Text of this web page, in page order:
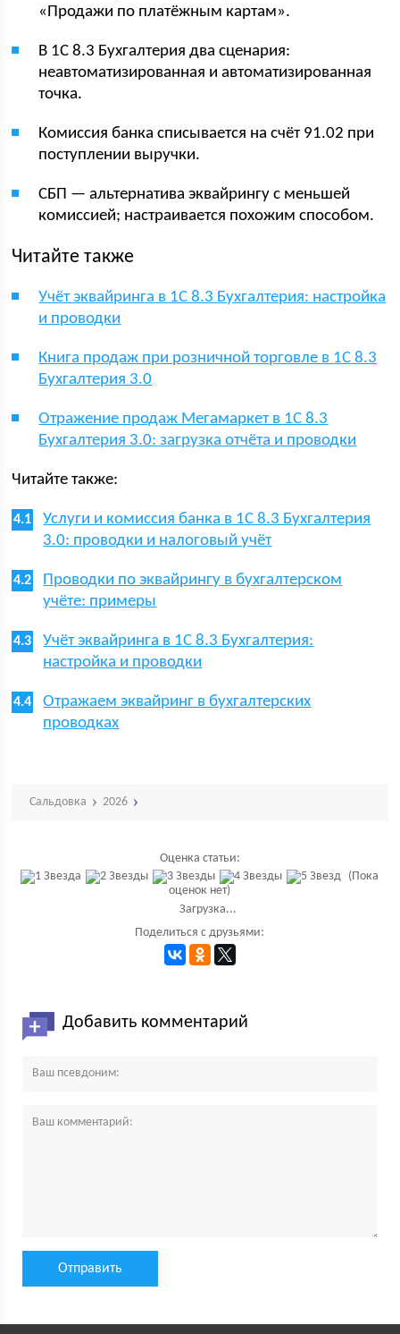
«Продажи по платёжным картам».
В 1С 8.3 Бухгалтерия два сценария:
неавтоматизированная и автоматизированная
точка.
Комиссия банка списывается на счёт 91.02 при
поступлении выручки.
СБП — альтернатива эквайрингу с меньшей
комиссией; настраивается похожим способом.
Читайте также
Учёт эквайринга в 1С 8.3 Бухгалтерия: настройка
и проводки
Книга продаж при розничной торговле в 1С 8.3
Бухгалтерия 3.0
Отражение продаж Мегамаркет в 1С 8.3
Бухгалтерия 3.0: загрузка отчёта и проводки
Читайте также:
Услуги и комиссия банка в 1С 8.3 Бухгалтерия
3.0: проводки и налоговый учёт
Проводки по эквайрингу в бухгалтерском
учёте: примеры
Учёт эквайринга в 1С 8.3 Бухгалтерия:
настройка и проводки
Отражаем эквайринг в бухгалтерских
проводках
Сальдовка 2026
Оценка статьи:
(Пока
оценок нет)
Загрузка...
Поделиться с друзьями:
Добавить комментарий